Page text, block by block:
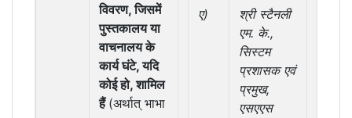
विवरण, जिसमें
पुस्तकालय या
वाचनालय के
कार्य घंटे, यदि
कोई हो, शामिल
हैं(अर्थात् भाभा
ए)
श्री स्टैनली
एम. के.,
सिस्टम
प्रशासक एवं
प्रमुख,
एसएएस